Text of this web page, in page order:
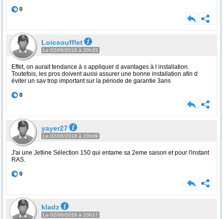
0
Loicsoufflet
Le 02/06/2018 à 20h35
Effet, on aurait tendance à s appliquer d avantages à l installation.
Toutefois, les pros doivent aussi assurer une bonne installation afin d
éviter un sav trop important sur la période de garantie 3ans
0
yayer27
Le 02/06/2018 à 23h09
J'ai une Jetline Sélection 150 qui entame sa 2eme saison et pour l'instant
RAS.
0
kladz
Le 02/06/2018 à 23h17